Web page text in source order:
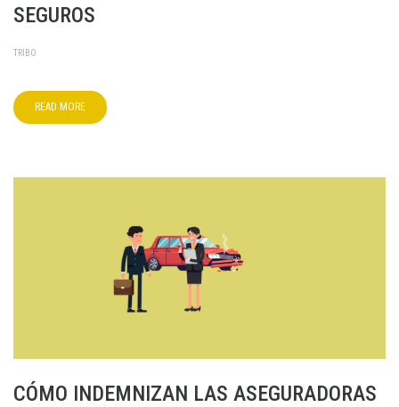
SEGUROS
TRIBO
READ MORE
CÓMO INDEMNIZAN LAS ASEGURADORAS